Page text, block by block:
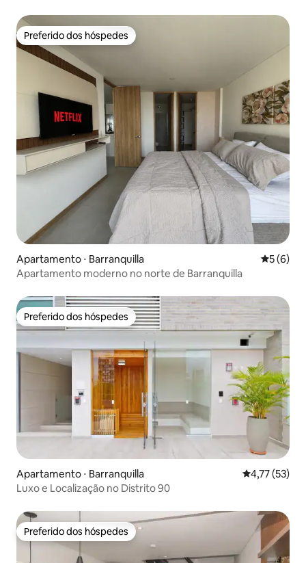
Preferido dos hóspedes
Preferido dos hóspedes
Apartamento ⋅ Barranquilla 5 de
5 (6)
Apartamento moderno no norte de Barranquilla
Preferido dos hóspedes
Preferido dos hóspedes
Apartamento ⋅ Barranquilla 4,77 de uma
4,77 (53)
Luxo e Localização no Distrito 90
Preferido dos hóspedes
Preferido dos hóspedes